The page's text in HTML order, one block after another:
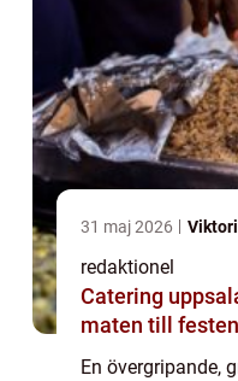
31 maj 2026
redaktionel
Catering uppsala så lyckas du
maten till festen
En övergripande,